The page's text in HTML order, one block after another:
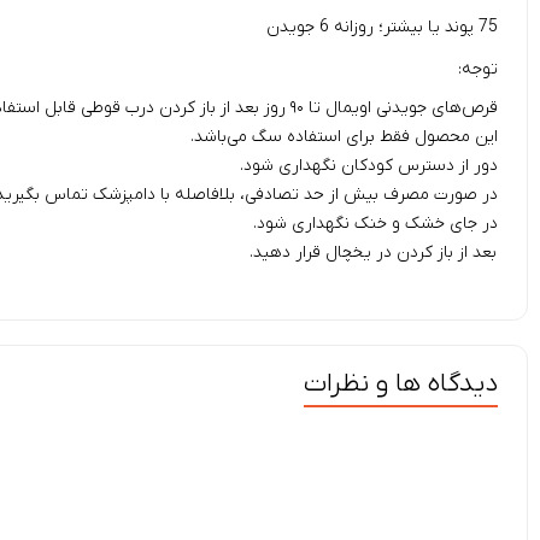
75 پوند یا بیشتر؛ روزانه 6 جویدن
توجه:
قرص‌های جویدنی اویمال تا ۹۰ روز بعد از باز کردن درب قوطی قابل استفاده است.
این محصول فقط برای استفاده سگ می‌باشد.
دور از دسترس کودکان نگهداری شود.
در صورت مصرف بیش از حد تصادفی، بلافاصله با دامپزشک تماس
در جای خشک و خنک نگهداری شود.
بعد از باز کردن در یخچال قرار دهید.
دیدگاه ها و نظرات